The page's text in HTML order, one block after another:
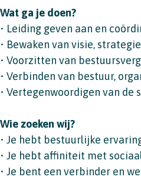
Wat ga je doen?
• Leiding geven aan en
• Bewaken van visie,
• Voorzitten van
• Verbinden van bestuur,
• Vertegenwoordigen van
Wie zoeken wij?
• Je hebt bestuurlijke
• Je hebt affiniteit met
• Je bent een verbinder en